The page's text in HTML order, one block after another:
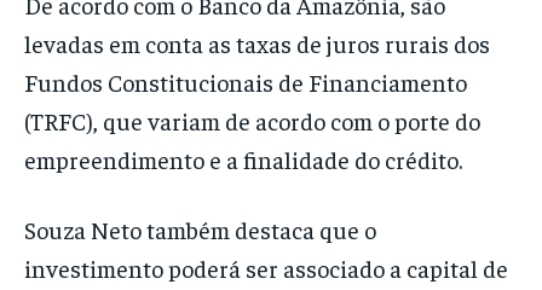
levadas em conta as taxas de juros rurais dos
Fundos Constitucionais de Financiamento
(TRFC), que variam de acordo com o porte do
empreendimento e a finalidade do crédito.
Souza Neto também destaca que o
investimento poderá ser associado a capital de